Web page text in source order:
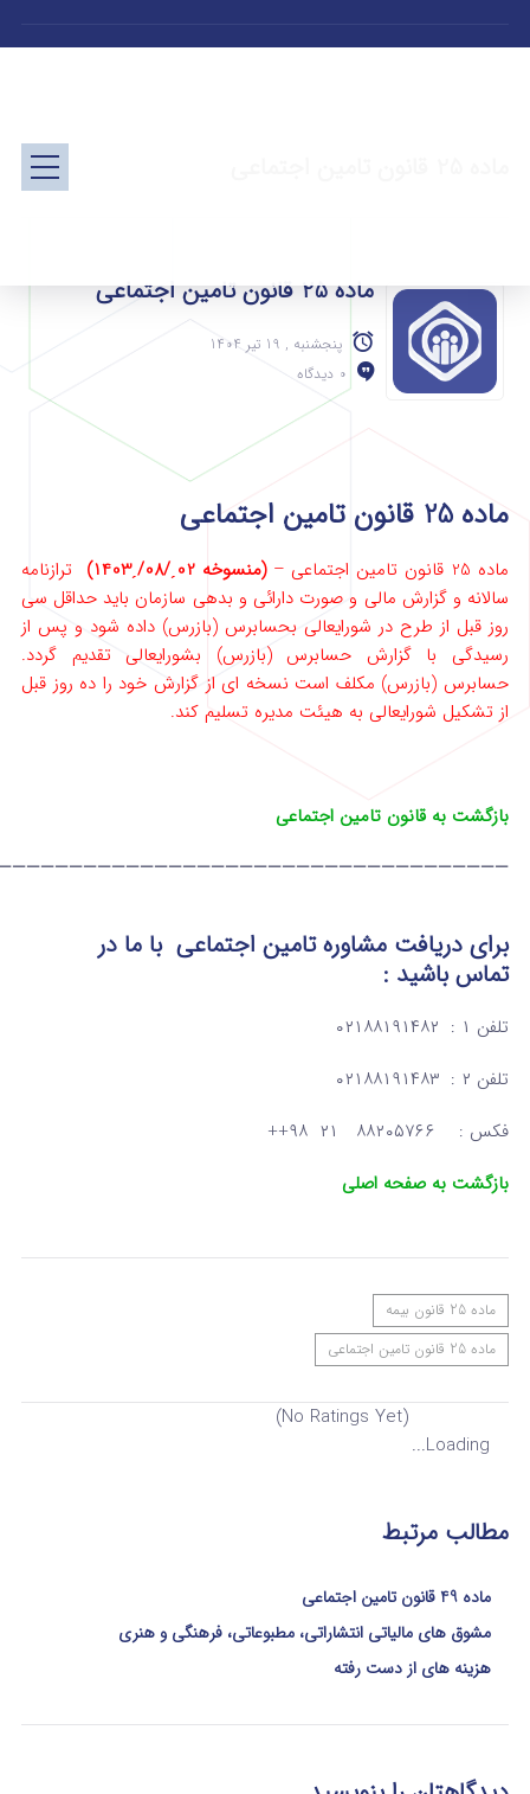
ماده 25 قانون تامین اجتماعی
پنجشنبه , 19 تیر 1404
0 دیدگاه
ماده 25 قانون تامین اجتماعی
ماده 25 قانون تامین اجتماعی – (منسوخه 02ˏ/08/ˏ1403)
ترازنامه
سالانه و گزارش مالی و صورت دارائی و بدهی سازمان باید حداقل سی
روز قبل از طرح در شورایعالی بحسابرس (‌بازرس)‌ داده شود و پس از
رسیدگی با گزارش حسابرس (‌بازرس) بشورایعالی تقدیم گردد.
حسابرس (‌بازرس) مکلف است نسخه ‌ای از گزارش خود را ده ‌روز قبل
از تشکیل شورایعالی به‌ هیئت مدیره تسلیم کند.
بازگشت به قانون تامین اجتماعی
برای دریافت مشاوره تامین اجتماعیبا ما در
تماسباشید :
تلفن ۱ : ۰۲۱۸۸۱۹۱۴۸۲
تلفن ۲ : ۰۲۱۸۸۱۹۱۴۸۳
فکس : ۸۸۲۰۵۷۶۶ ۲۱ ۹۸++
بازگشت به صفحه اصلی
ماده 25 قانون بیمه
ماده 25 قانون تامین اجتماعی
(No Ratings Yet)
Loading...
مطالب مرتبط
ماده 49 قانون تامین اجتماعی
مشوق های مالیاتی انتشاراتی، مطبوعاتی، فرهنگی و هنری
هزینه های از دست رفته